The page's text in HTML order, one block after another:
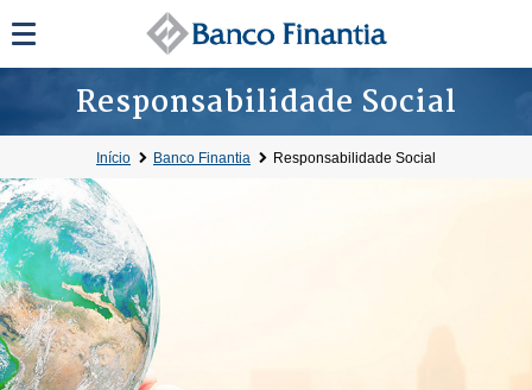
Responsabilidade Social
Início Banco Finantia Responsabilidade Social